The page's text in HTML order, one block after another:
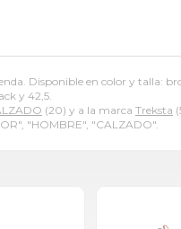
Disponible en color y talla:
y 42,5.
(20) y a la marca Treksta
"HOMBRE", "CALZADO".